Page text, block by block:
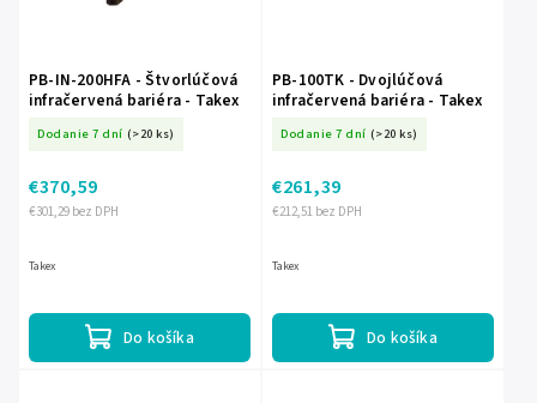
PB-IN-200HFA - Štvorlúčová
infračervená bariéra - Takex
Dodanie 7 dní (>20 ks)
€301,29 bez DPH
€370,59
Do košíka
Takex
PB-100TK - Dvojlúčová
infračervená bariéra - Takex
Dodanie 7 dní (>20 ks)
€212,51 bez DPH
€261,39
Do košíka
Takex